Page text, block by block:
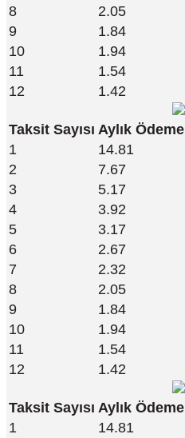
8
2.05
9
1.84
10
1.94
11
1.54
12
1.42
Taksit Sayısı Aylık Ödeme
1
14.81
2
7.67
3
5.17
4
3.92
5
3.17
6
2.67
7
2.32
8
2.05
9
1.84
10
1.94
11
1.54
12
1.42
Taksit Sayısı Aylık Ödeme
1
14.81